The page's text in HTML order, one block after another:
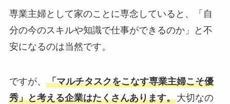
専業主婦として家のことに専念していると、「自
分の今のスキルや知識で仕事ができるのか」と不
安になるのは当然です。
ですが、 「マルチタスクをこなす専業主婦こそ優
秀」と考える企業はたくさんあります。大切なの